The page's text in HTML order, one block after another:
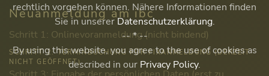
Neuanmeldung am ibc
Schritt 1: Onlinevoranmeldung (nicht bindend)
SCHRITT 2: TERMINBUCHUNG FÜR FIXANMELDUNG (DERZEIT
NICHT GEÖFFNET)
rechtlich vorgehen können. Nähere Informationen finden
Sie in unsererDatenschutzerklärung.
-- * --
By using this website, you agree to the use of cookies as
described in our Privacy Policy.